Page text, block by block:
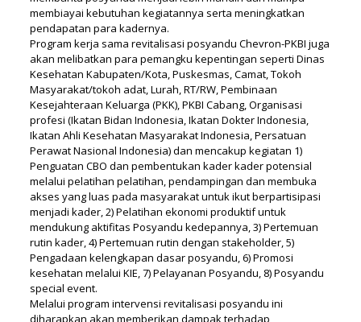
membiayai kebutuhan kegiatannya serta meningkatkan
pendapatan para kadernya.
Program kerja sama revitalisasi posyandu Chevron-PKBI juga
akan melibatkan para pemangku kepentingan seperti Dinas
Kesehatan Kabupaten/Kota, Puskesmas, Camat, Tokoh
Masyarakat/tokoh adat, Lurah, RT/RW, Pembinaan
Kesejahteraan Keluarga (PKK), PKBI Cabang, Organisasi
profesi (Ikatan Bidan Indonesia, Ikatan Dokter Indonesia,
Ikatan Ahli Kesehatan Masyarakat Indonesia, Persatuan
Perawat Nasional Indonesia) dan mencakup kegiatan 1)
Penguatan CBO dan pembentukan kader kader potensial
melalui pelatihan pelatihan, pendampingan dan membuka
akses yang luas pada masyarakat untuk ikut berpartisipasi
menjadi kader, 2) Pelatihan ekonomi produktif untuk
mendukung aktifitas Posyandu kedepannya, 3) Pertemuan
rutin kader, 4) Pertemuan rutin dengan stakeholder, 5)
Pengadaan kelengkapan dasar posyandu, 6) Promosi
kesehatan melalui KIE, 7) Pelayanan Posyandu, 8) Posyandu
special event.
Melalui program intervensi revitalisasi posyandu ini
diharapkan akan memberikan dampak terhadap